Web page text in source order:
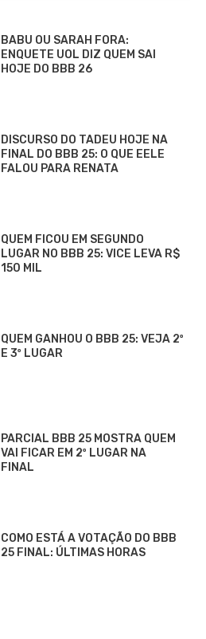
BABU OU SARAH FORA:
ENQUETE UOL DIZ QUEM SAI
HOJE DO BBB 26
DISCURSO DO TADEU HOJE NA
FINAL DO BBB 25: O QUE EELE
FALOU PARA RENATA
QUEM FICOU EM SEGUNDO
LUGAR NO BBB 25: VICE LEVA R$
150 MIL
QUEM GANHOU O BBB 25: VEJA 2º
E 3º LUGAR
PARCIAL BBB 25 MOSTRA QUEM
VAI FICAR EM 2º LUGAR NA
FINAL
COMO ESTÁ A VOTAÇÃO DO BBB
25 FINAL: ÚLTIMAS HORAS